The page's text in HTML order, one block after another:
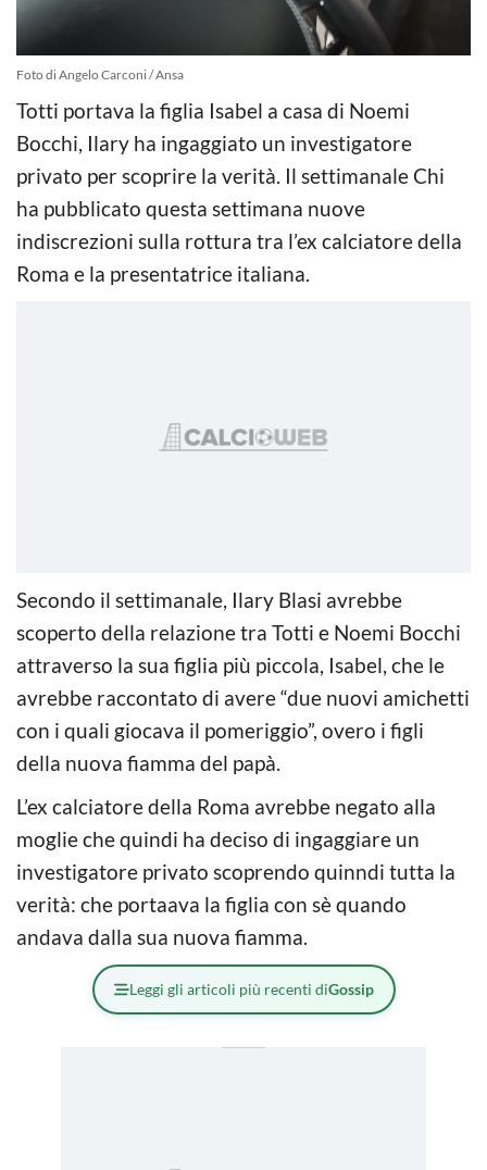
Foto di Angelo Carconi / Ansa
Totti portava la figlia Isabel a casa di Noemi
Bocchi, Ilary ha ingaggiato un investigatore
privato per scoprire la verità. Il settimanale Chi
ha pubblicato questa settimana nuove
indiscrezioni sulla rottura tra l’ex calciatore della
Roma e la presentatrice italiana.
Secondo il settimanale, Ilary Blasi avrebbe
scoperto della relazione tra Totti e Noemi Bocchi
attraverso la sua figlia più piccola, Isabel, che le
avrebbe raccontato di avere “due nuovi amichetti
con i quali giocava il pomeriggio”, overo i figli
della nuova fiamma del papà.
L’ex calciatore della Roma avrebbe negato alla
moglie che quindi ha deciso di ingaggiare un
investigatore privato scoprendo quinndi tutta la
verità: che portaava la figlia con sè quando
andava dalla sua nuova fiamma.
Leggi gli articoli più recenti diGossip